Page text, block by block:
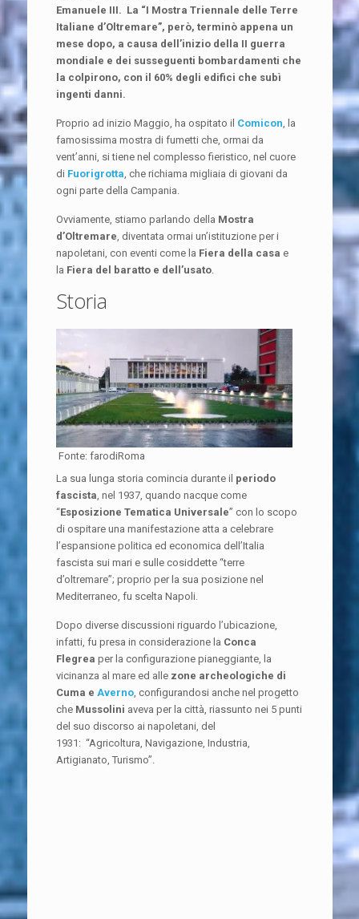
Emanuele III. La “I Mostra Triennale delle Terre
Italiane d’Oltremare”, però, terminò appena un
mese dopo, a causa dell’inizio della II guerra
mondiale e dei susseguenti bombardamenti che
la colpirono, con il 60% degli edifici che subì
ingenti danni.
Proprio ad inizio Maggio, ha ospitato il Comicon , la
famosissima mostra di fumetti che, ormai da
vent’anni, si tiene nel complesso fieristico, nel cuore
di Fuorigrotta , che richiama migliaia di giovani da
ogni parte della Campania.
Ovviamente, stiamo parlando della Mostra
d’Oltremare , diventata ormai un’istituzione per i
napoletani, con eventi come la Fiera della casa e
la Fiera del baratto e dell’usato.
Storia
Fonte: farodiRoma
La sua lunga storia comincia durante il periodo
fascista , nel 1937, quando nacque come
“Esposizione Tematica Universale” con lo scopo
di ospitare una manifestazione atta a celebrare
l’espansione politica ed economica dell’Italia
fascista sui mari e sulle cosiddette “terre
d’oltremare”; proprio per la sua posizione nel
Mediterraneo, fu scelta Napoli.
Dopo diverse discussioni riguardo l’ubicazione,
infatti, fu presa in considerazione la Conca
Flegrea per la configurazione pianeggiante, la
vicinanza al mare ed alle zone archeologiche di
Cuma e Averno, configurandosi anche nel progetto
che Mussolini aveva per la città, riassunto nei 5 punti
del suo discorso ai napoletani, del
1931: “Agricoltura, Navigazione, Industria,
Artigianato, Turismo”.